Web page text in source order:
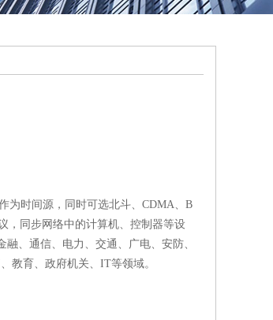
为时间源，同时可选北斗、CDMA、B
，同步网络中的计算机、控制器等设
、通信、电力、交通、广电、安防、
教育、政府机关、IT等领域。